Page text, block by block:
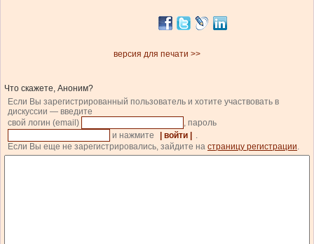
версия для печати >>
Что скажете, Аноним?
Если Вы зарегистрированный пользователь и хотите участвовать в
дискуссии — введите
свой логин (email)
, пароль
и нажмите
| войти |
.
Если Вы еще не зарегистрировались, зайдите на страницу регистрации.